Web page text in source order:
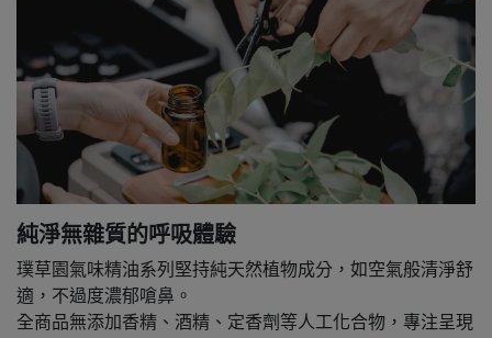
純淨無雜質的呼吸體驗
璞草園氣味精油系列堅持純天然植物成分，如空氣般清淨舒
適，不過度濃郁嗆鼻。
全商品無添加香精、酒精、定香劑等人工化合物，專注呈現